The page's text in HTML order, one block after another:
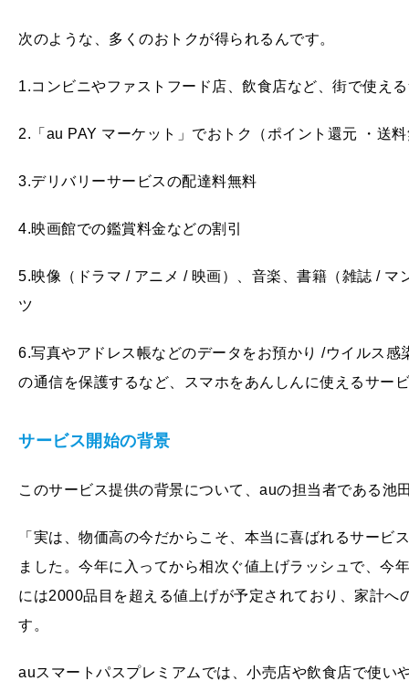
次のような、多くのおトクが得られるんです。
1.コンビニやファストフード店、飲食店など、街で使え
2.「au PAY マーケット」でおトク（ポイント還元 ・送
3.デリバリーサービスの配達料無料
4.映画館での鑑賞料金などの割引
5.映像（ドラマ / アニメ / 映画）、音楽、書籍（雑誌 /
ツ
6.写真やアドレス帳などのデータをお預かり /ウイルス
の通信を保護するなど、スマホをあんしんに使えるサー
サービス開始の背景
このサービス提供の背景について、auの担当者である池
「実は、物価高の今だからこそ、本当に喜ばれるサー
ました。今年に入ってから相次ぐ値上げラッシュで、今
には2000品目を超える値上げが予定されており、家計
す。
auスマートパスプレミアムでは、小売店や飲食店で使い